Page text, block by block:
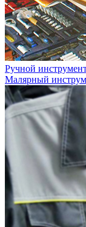
Ручной
Малярный